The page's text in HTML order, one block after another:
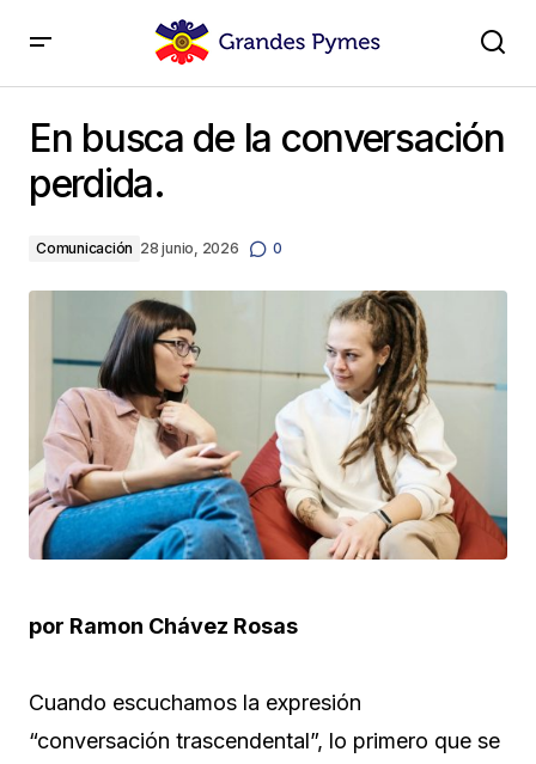
En busca de la conversación
perdida.
Comunicación 28 junio, 2026 0
por Ramon Chávez Rosas
Cuando escuchamos la expresión
“conversación trascendental”, lo primero que se